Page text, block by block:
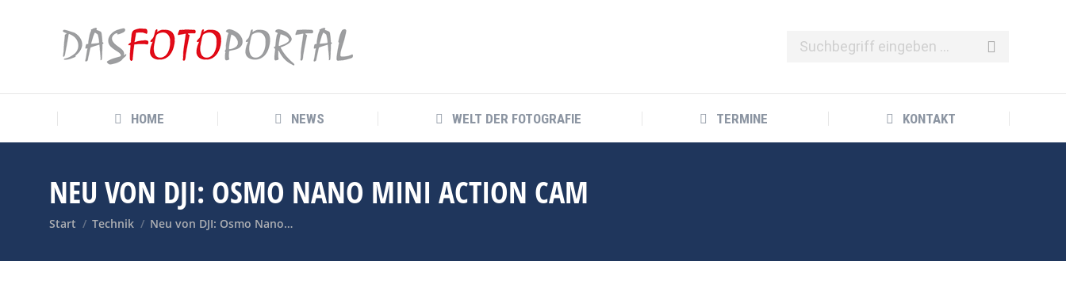
HOME NEWS WELT DER FOTOGRAFIE TERMINE KONTAKT
NEU VON DJI: OSMO NANO MINI ACTION CAM
Sie befinden sich hier:
Start Technik Neu von DJI: Osmo Nano…
HOME NEWS